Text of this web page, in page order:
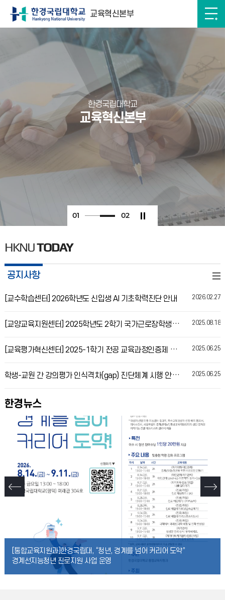
교육혁신본부
한경국립대학교
교육혁신본부
01 02
HKNUTODAY
공지사항
[교수학습센터] 2026학년도 신입생 AI 기초학력진단 안내 2026.02.27
[교양교육지원센터] 2025학년도 2학기 국가근로장학생 지원서 양식 2025.08.18
[교육평가혁신센터] 2025-1학기 전공 교육과정인증제 신청 안내 2025.06.25
학생-교원 간 강의평가 인식격차(gap) 진단체계 시행 안내(2025-1학기부터) 2025.06.25
한경뉴스
[통합교육지원과]한경국립대, “청년, 경계를 넘어 커리어 도약”
경계선지능청년 진로지원 사업 운영